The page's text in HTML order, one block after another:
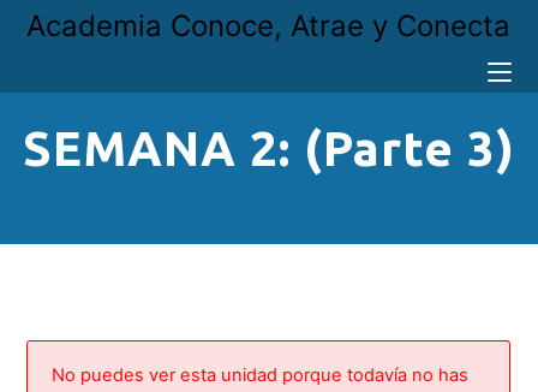
Academia Conoce, Atrae y Conecta
SEMANA 2: (Parte 3)
No puedes ver esta unidad porque todavía no has